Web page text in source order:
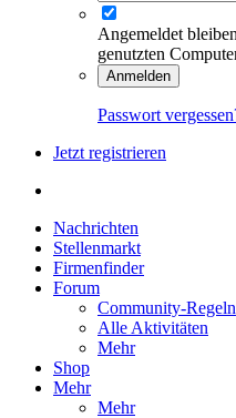
Angemeldet bleiben
genutzten
Anmelden
Passwort
Jetzt registrieren
Nachrichten
Stellenmarkt
Firmenfinder
Forum
Community-Regeln
Alle Aktivitäten
Mehr
Shop
Mehr
Mehr